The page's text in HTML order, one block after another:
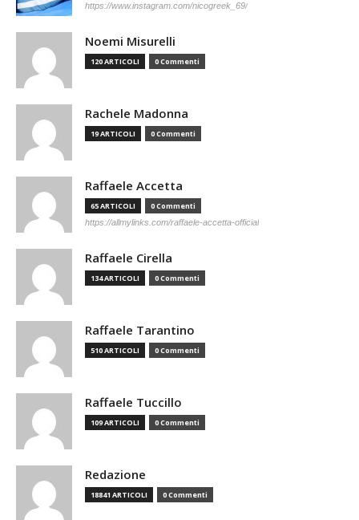
https://www.instagram.com/nicogreek_69/
Noemi Misurelli
120 ARTICOLI 0 Commenti
Rachele Madonna
19 ARTICOLI 0 Commenti
Raffaele Accetta
65 ARTICOLI 0 Commenti
https://allmylinks.com/raffaele-accetta-official
Raffaele Cirella
134 ARTICOLI 0 Commenti
Raffaele Tarantino
510 ARTICOLI 0 Commenti
Raffaele Tuccillo
109 ARTICOLI 0 Commenti
Redazione
18841 ARTICOLI 0 Commenti